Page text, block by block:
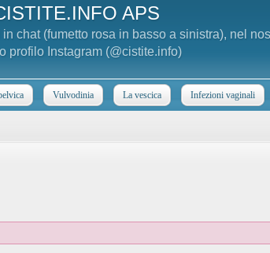
APS
chat (fumetto rosa in basso a sinistra), nel
profilo Instagram (@cistite.info)
Vulvodinia La vescica Infezioni vaginali